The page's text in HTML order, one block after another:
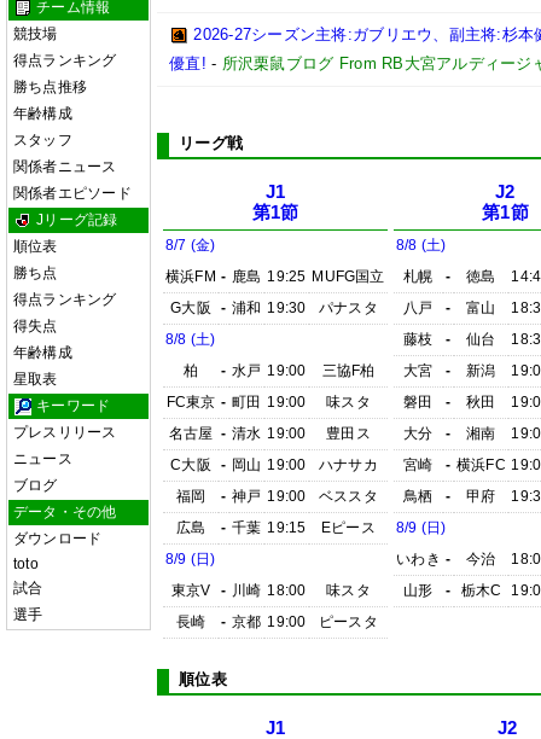
チーム情報
競技場
得点ランキング
勝ち点推移
年齢構成
スタッフ
関係者ニュース
関係者エピソード
Jリーグ記録
順位表
勝ち点
得点ランキング
得失点
年齢構成
星取表
キーワード
プレスリリース
ニュース
ブログ
データ・その他
ダウンロード
toto
試合
選手
2026-27シーズン主将:ガブリエウ、副主将:杉
優直! - 所沢栗鼠ブログ From RB大宮アルディージ
リーグ戦
J1
第1節
8/7 (金)
横浜FM - 鹿島 19:25 MUFG国立
G大阪
- 浦和 19:30
パナスタ
8/8 (土)
柏
- 水戸 19:00
三協F柏
FC東京 - 町田 19:00
味スタ
名古屋 - 清水 19:00
豊田ス
C大阪
- 岡山 19:00
ハナサカ
福岡
- 神戸 19:00
ベススタ
広島
- 千葉 19:15
Eピース
8/9 (日)
東京V
- 川崎 18:00
味スタ
長崎
- 京都 19:00 ピースタ
J2
第1節
8/8 (土)
札幌
- 徳島
八戸
- 富山
藤枝
- 仙台
大宮
- 新潟
磐田
- 秋田
大分
- 湘南
宮崎
- 横浜FC
鳥栖
- 甲府
8/9 (日)
いわき - 今治
山形
- 栃木C
順位表
J1 J2